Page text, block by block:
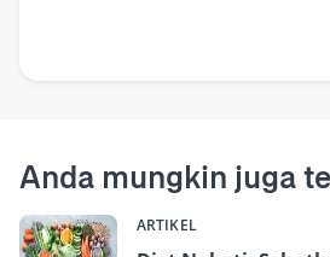
Anda mungkin juga
ARTIKEL